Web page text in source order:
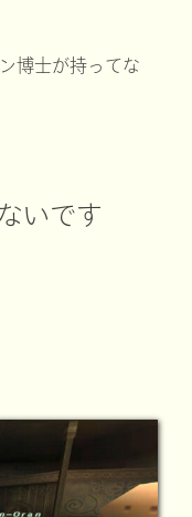
博士が持ってな
いです